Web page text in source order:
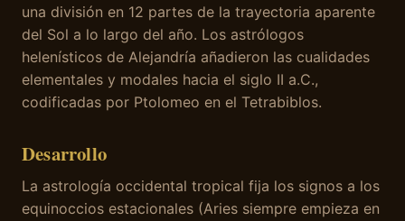
una división en 12 partes de la trayectoria aparente
del Sol a lo largo del año. Los astrólogos
helenísticos de Alejandría añadieron las cualidades
elementales y modales hacia el siglo II a.C.,
codificadas por Ptolomeo en el Tetrabiblos.
Desarrollo
La astrología occidental tropical fija los signos a los
equinoccios estacionales (Aries siempre empieza en